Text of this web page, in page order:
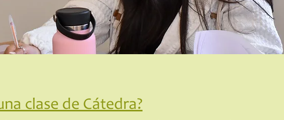
clase de Cátedra?